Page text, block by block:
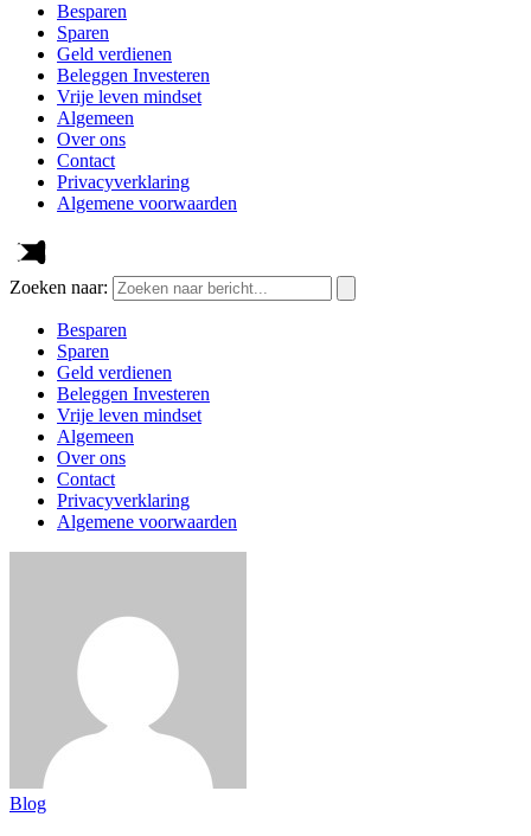
Besparen
Sparen
Geld verdienen
Beleggen Investeren
Vrije leven mindset
Algemeen
Over ons
Contact
Privacyverklaring
Algemene voorwaarden
Zoeken naar:
Besparen
Sparen
Geld verdienen
Beleggen Investeren
Vrije leven mindset
Algemeen
Over ons
Contact
Privacyverklaring
Algemene voorwaarden
Blog